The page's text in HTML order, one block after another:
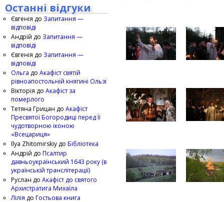
Останні відгуки
Євгенія до Запитання —
відповіді
Андрій до Запитання —
відповіді
Євгенія до Запитання —
відповіді
Ольга до Акафіст святій
рівноапостольній княгині Ользі
Вікторія до Акафіст за
померлого
Тетяна Грицан до Акафіст
Пресвятої Богородиці перед Її
чудотворною іконою
«Всецариця»
Ilya Zhitomirskiy до Бібліотека
Андрій до Псалтир
давньоукраїнський 1643 року (в
українській транслітерації)
Руслан до Акафіст до святого
Архистратига Михаїла
Лілія до Гостьова книга